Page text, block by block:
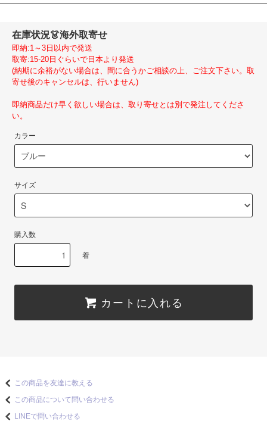
在庫状況👗海外取寄せ
即納:1～3日以内で発送
取寄:15-20日ぐらいで日本より発送
(納期に余裕がない場合は、間に合うかご相談の上、ご注文下さい。取
寄せ後のキャンセルは、行いません)
即納商品だけ早く欲しい場合は、取り寄せとは別で発注してくださ
い。
カラー
サイズ
購入数
着
カートに入れる
この商品を友達に教える
この商品について問い合わせる
LINEで問い合わせる